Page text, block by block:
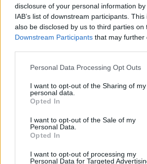
disclosure of your personal information
IAB’s list of downstream participants.
also be disclosed by us to third parties on
Downstream Participants that may further
Please note that this website/app uses
not limited to your visit or usage
grant or deny consent to Google and its
use your data for below specified
consent section.
Personal Data Processing Opt Outs
I want to opt-out of the Sharing of my
personal data.
Opted In
I want to opt-out of the Sale of my
Personal Data.
Opted In
I want to opt-out of processing my
Personal Data for Targeted